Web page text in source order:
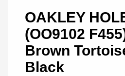
OAKLEY
(OO9102
Brown
Black